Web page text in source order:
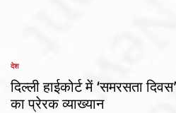
POSTED
IN
देश
दिल्ली हाईकोर्ट में ‘समरसता
का प्रेरक व्याख्यान